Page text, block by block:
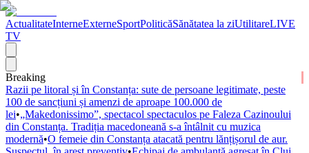
ActualitateInterneExterneSportPoliticăSănătatea la ziUtilitareLIVE
TV
Breaking
Razii pe litoral și în Constanța: sute de persoane legitimate, peste
100 de sancțiuni și amenzi de aproape 100.000 de
lei•„Makedonissimo”, spectacol spectaculos pe Faleza Cazinoului
din Constanța. Tradiția macedoneană s-a întâlnit cu muzica
modernă•O femeie din Constanța atacată pentru lănțișorul de aur.